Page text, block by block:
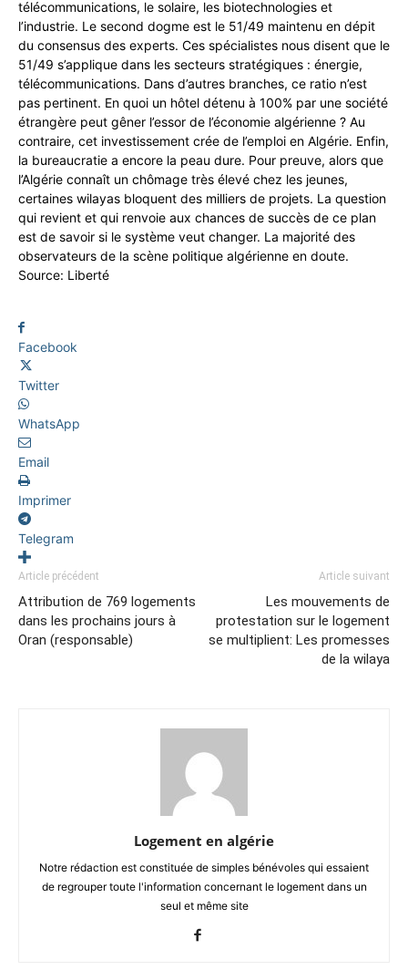
télécommunications, le solaire, les biotechnologies et
l’industrie. Le second dogme est le 51/49 maintenu en dépit
du consensus des experts. Ces spécialistes nous disent que le
51/49 s’applique dans les secteurs stratégiques : énergie,
télécommunications. Dans d’autres branches, ce ratio n’est
pas pertinent. En quoi un hôtel détenu à 100% par une société
étrangère peut gêner l’essor de l’économie algérienne ? Au
contraire, cet investissement crée de l’emploi en Algérie. Enfin,
la bureaucratie a encore la peau dure. Pour preuve, alors que
l’Algérie connaît un chômage très élevé chez les jeunes,
certaines wilayas bloquent des milliers de projets. La question
qui revient et qui renvoie aux chances de succès de ce plan
est de savoir si le système veut changer. La majorité des
observateurs de la scène politique algérienne en doute.
Source: Liberté
Facebook
Twitter
WhatsApp
Email
Imprimer
Telegram
Article précédent
Attribution de 769 logements
dans les prochains jours à
Oran (responsable)
Article suivant
Les mouvements de
protestation sur le logement
se multiplient: Les promesses
de la wilaya
Logement en algérie
Notre rédaction est constituée de simples bénévoles qui essaient
de regrouper toute l'information concernant le logement dans un
seul et même site